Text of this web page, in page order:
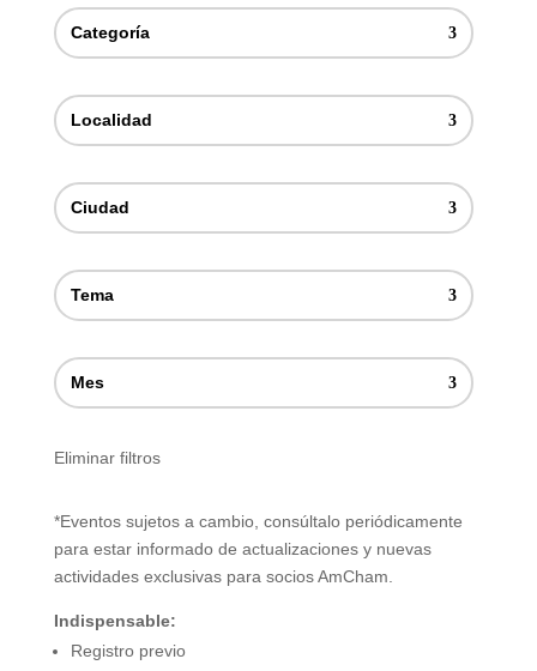
Categoría
Localidad
Ciudad
Tema
Mes
Eliminar filtros
*Eventos sujetos a cambio, consúltalo periódicamente
para estar informado de actualizaciones y nuevas
actividades exclusivas para socios AmCham.
Indispensable:
Registro previo